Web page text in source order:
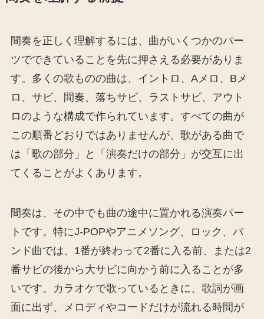
間奏を正しく理解するには、曲がいくつかのパー
ツでできていることを先に押さえる必要がありま
す。多くの歌ものの曲は、イントロ、Aメロ、Bメ
ロ、サビ、間奏、落ちサビ、ラストサビ、アウト
ロのような構成で作られています。すべての曲が
この順番どおりではありませんが、歌がある曲で
は「歌の部分」と「演奏だけの部分」が交互に出
てくることがよくあります。
間奏は、その中でも曲の途中に置かれる演奏パー
トです。特にJ-POPやアニメソング、ロック、バ
ンド曲では、1番が終わって2番に入る前、または2
番サビの後から大サビに向かう前に入ることが多
いです。カラオケで歌っているときに、歌詞が画
面に出ず、メロディやコードだけが流れる時間が